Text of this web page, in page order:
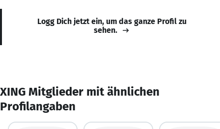
Logg Dich jetzt ein, um das ganze Profil zu
sehen.
XING Mitglieder mit ähnlichen
Profilangaben